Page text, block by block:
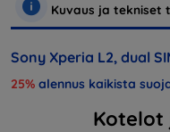
Kuvaus ja tekniset
Sony Xperia L2, dual
25% alennus kaikista
Kotelot